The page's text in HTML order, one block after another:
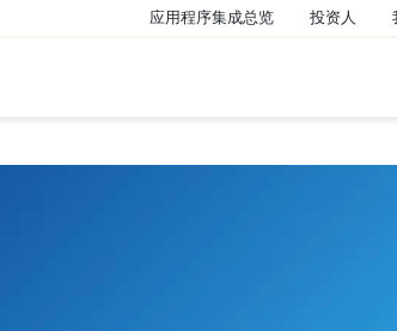
应用程序集成总览 投资人